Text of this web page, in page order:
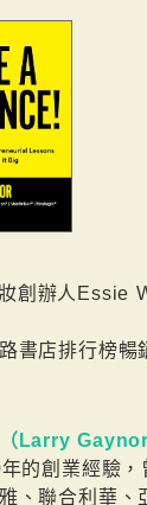
創辦人Essie
書店排行榜暢
Larry Gaynor
的創業經驗，
、聯合利華、